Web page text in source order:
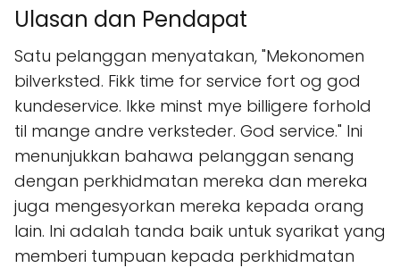
Ulasan dan Pendapat
Satu pelanggan menyatakan, "Mekonomen
bilverksted. Fikk time for service fort og god
kundeservice. Ikke minst mye billigere forhold
til mange andre verksteder. God service." Ini
menunjukkan bahawa pelanggan senang
dengan perkhidmatan mereka dan mereka
juga mengesyorkan mereka kepada orang
lain. Ini adalah tanda baik untuk syarikat yang
memberi tumpuan kepada perkhidmatan